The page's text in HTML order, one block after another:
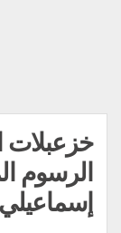
خزعبلات
الرسوم
إسماعيلي